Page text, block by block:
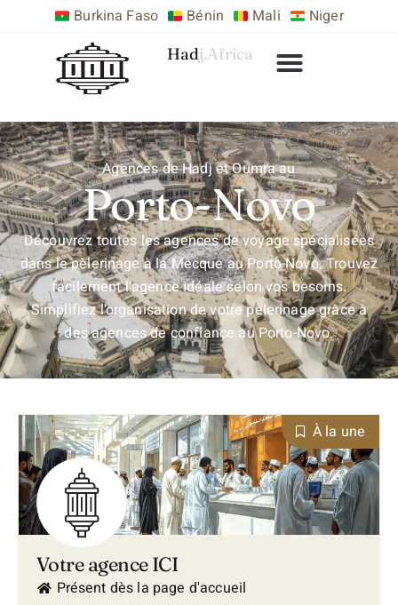
Burkina Faso Bénin Mali Niger
Hadj.Africa
Agences de Hadj et Oumra au
Porto-Novo
Découvrez toutes les agences de voyage spécialisées
dans le pèlerinage à la Mecque au Porto-Novo. Trouvez
facilement l’agence idéale selon vos besoins.
Simplifiez l’organisation de votre pèlerinage grâce à
des agences de confiance au Porto-Novo.
À la une
Votre agence ICI
Présent dès la page d'accueil